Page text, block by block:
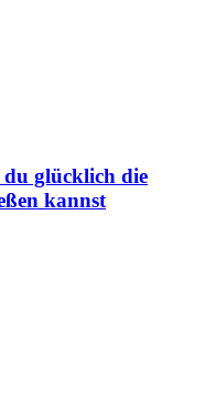
glücklich die
kannst